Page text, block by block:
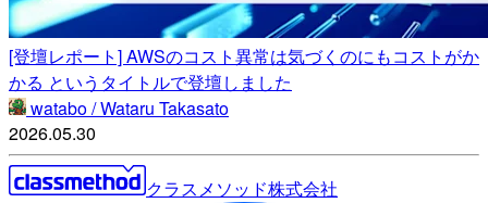
[登壇レポート] AWSのコスト異常は気づくのにもコストがか
かる というタイトルで登壇しました
watabo / Wataru Takasato
2026.05.30
クラスメソッド株式会社